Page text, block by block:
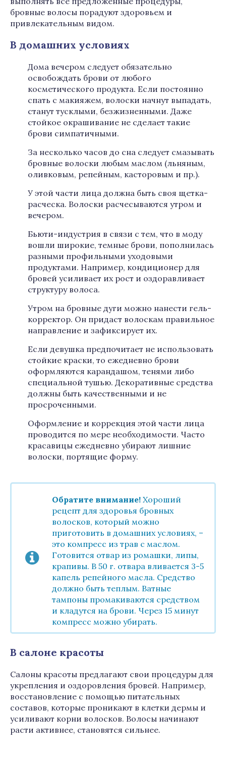
бровные волосы порадуют здоровьем и
привлекательным видом.
В домашних условиях
Дома вечером следует обязательно
освобождать брови от любого
косметического продукта. Если постоянно
спать с макияжем, волоски начнут выпадать,
станут тусклыми, безжизненными. Даже
стойкое окрашивание не сделает такие
брови симпатичными.
За несколько часов до сна следует смазывать
бровные волоски любым маслом (льняным,
оливковым, репейным, касторовым и пр.).
У этой части лица должна быть своя щетка-
расческа. Волоски расчесываются утром и
вечером.
Бьюти-индустрия в связи с тем, что в моду
вошли широкие, темные брови, пополнилась
разными профильными уходовыми
продуктами. Например, кондиционер для
бровей усиливает их рост и оздоравливает
структуру волоса.
Утром на бровные дуги можно нанести гель-
корректор. Он придаст волоскам правильное
направление и зафиксирует их.
Если девушка предпочитает не использовать
стойкие краски, то ежедневно брови
оформляются карандашом, тенями либо
специальной тушью. Декоративные средства
должны быть качественными и не
просроченными.
Оформление и коррекция этой части лица
проводится по мере необходимости. Часто
красавицы ежедневно убирают лишние
волоски, портящие форму.
Обратите внимание! Хороший
рецепт для здоровья бровных
волосков, который можно
приготовить в домашних условиях, –
это компресс из трав с маслом.
Готовится отвар из ромашки, липы,
крапивы. В 50 г. отвара вливается 3-5
капель репейного масла. Средство
должно быть теплым. Ватные
тампоны промакиваются средством
и кладутся на брови. Через 15 минут
компресс можно убирать.
В салоне красоты
Салоны красоты предлагают свои процедуры для
укрепления и оздоровления бровей. Например,
восстановление с помощью питательных
составов, которые проникают в клетки дермы и
усиливают корни волосков. Волосы начинают
расти активнее, становятся сильнее.